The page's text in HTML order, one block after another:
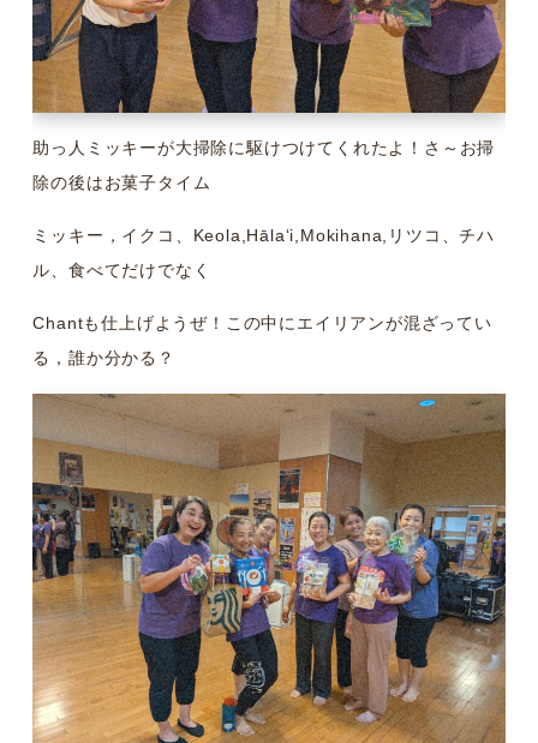
助っ人ミッキーが大掃除に駆けつけてくれたよ！さ～お掃
除の後はお菓子タイム
ミッキー，イクコ、Keola,Hālaʻi,Mokihana,リツコ、チハ
ル、食べてだけでなく
Chantも仕上げようぜ！この中にエイリアンが混ざってい
る，誰か分かる？